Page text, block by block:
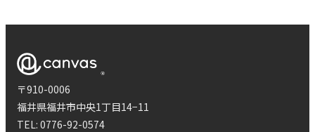
〒910-0006
福井県福井市中央1丁目14−11
TEL: 0776-92-0574